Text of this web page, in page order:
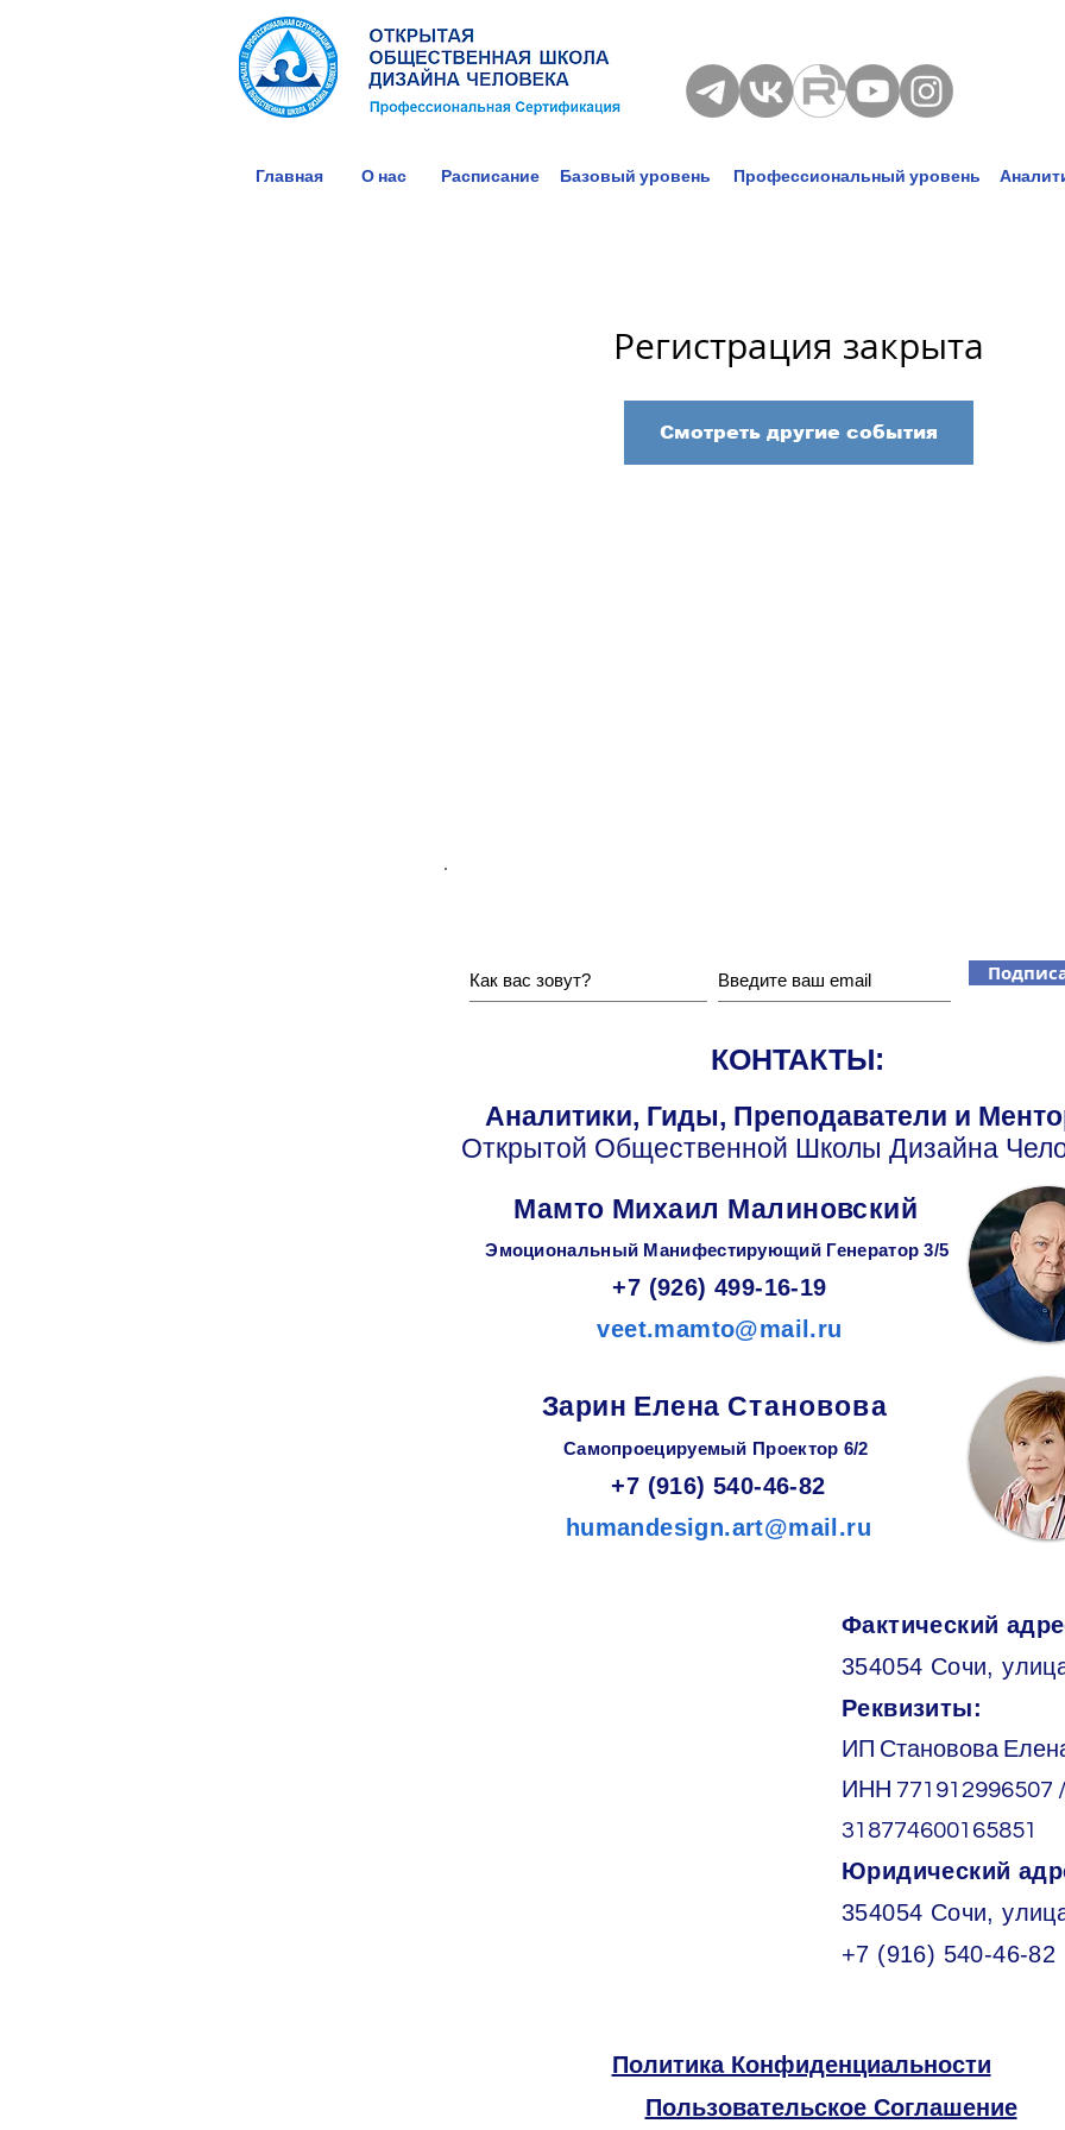
Главная О нас Расписание Базовый уровень Профессиональный уровень
Регистрация закрыта
Смотреть другие события
КОНТАКТЫ:
Аналитики, Гиды, Преподаватели и
Открытой Общественной Школы Дизайна
Мамто Михаил Малиновский
Эмоциональный МанифестирующийГенератор 3/5
+7 (926) 499-16-19
veet.mamto@mail.ru
Зарин Елена Становова
Самопроецируемый Проектор 6/2
+7 (916) 540-46-82
humandesign.art@mail.ru
Фактический
354054 Сочи,
Реквизиты:
ИП Становова
ИНН
318774600165851
Юридический
354054 Сочи,
+7 (916) 540-46-82
Политика Конфиденциальности
Пользовательское Соглашение